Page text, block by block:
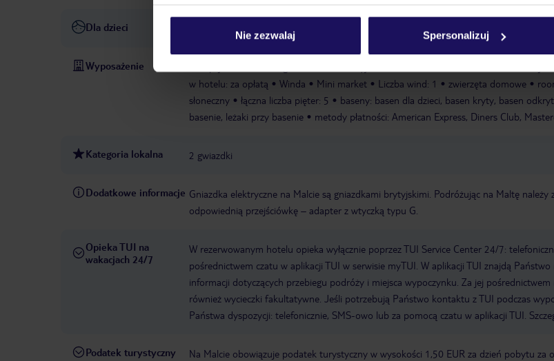
Nie zezwalaj Spersonalizuj
Dla dzieci basen dla dzieci
Wyposażenie
w hotelu: za opłatą
Winda Mini market Liczba wind: 1 zwierzęta domowe
słoneczny
łączna liczba pięter: 5
baseny: basen dla dzieci, basen kryty, basen
basenie, leżaki przy basenie
metody płatności: American Express, Diners Club,
Kategoria lokalna 2 gwiazdki
Dodatkowe informacje Gniazdka elektryczne na Malcie są gniazdkami brytyjskimi. Podróżując na Maltę należy
odpowiednią przejściówkę – adapter z wtyczką typu G.
Opieka TUI na
wakacjach 24/7
W rezerwowanym hotelu opieka wyłącznie poprzez TUI Service Center 24/7:
pośrednictwem czatu w aplikacji TUI w serwisie myTUI. W aplikacji TUI znajdą
informacji dotyczących przebiegu podróży i miejsca wypoczynku. Za jej pośrednictwem
również wycieczki fakultatywne. Jeśli potrzebują Państwo kontaktu z TUI podczas
Państwa dyspozycji: telefonicznie, SMS-owo lub za pomocą czatu w aplikacji TUI.
Podatek turystyczny
Na Malcie obowiązuje podatek turystyczny w wysokości 1,50 EUR za dzień pobytu za